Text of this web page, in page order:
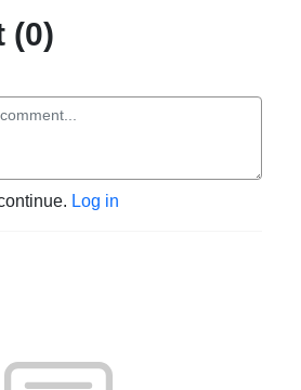
(0)
Log in